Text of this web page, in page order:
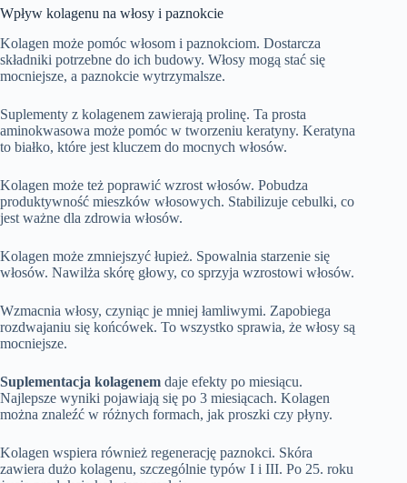
Wpływ kolagenu na włosy i paznokcie
Kolagen może pomóc włosom i paznokciom. Dostarcza
składniki potrzebne do ich budowy. Włosy mogą stać się
mocniejsze, a paznokcie wytrzymalsze.
Suplementy z kolagenem zawierają prolinę. Ta prosta
aminokwasowa może pomóc w tworzeniu keratyny. Keratyna
to białko, które jest kluczem do mocnych włosów.
Kolagen może też poprawić wzrost włosów. Pobudza
produktywność mieszków włosowych. Stabilizuje cebulki, co
jest ważne dla zdrowia włosów.
Kolagen może zmniejszyć łupież. Spowalnia starzenie się
włosów. Nawilża skórę głowy, co sprzyja wzrostowi włosów.
Wzmacnia włosy, czyniąc je mniej łamliwymi. Zapobiega
rozdwajaniu się końcówek. To wszystko sprawia, że włosy są
mocniejsze.
Suplementacja kolagenem daje efekty po miesiącu.
Najlepsze wyniki pojawiają się po 3 miesiącach. Kolagen
można znaleźć w różnych formach, jak proszki czy płyny.
Kolagen wspiera również regenerację paznokci. Skóra
zawiera dużo kolagenu, szczególnie typów I i III. Po 25. roku